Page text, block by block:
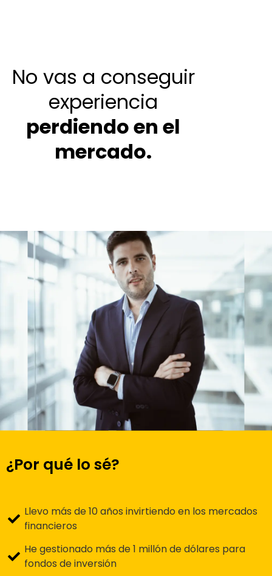
No vas a conseguir
experiencia
perdiendo en el
mercado.
¿Por qué lo sé?
Llevo más de 10 años invirtiendo en los mercados
financieros
He gestionado más de 1 millón de dólares para
fondos de inversión